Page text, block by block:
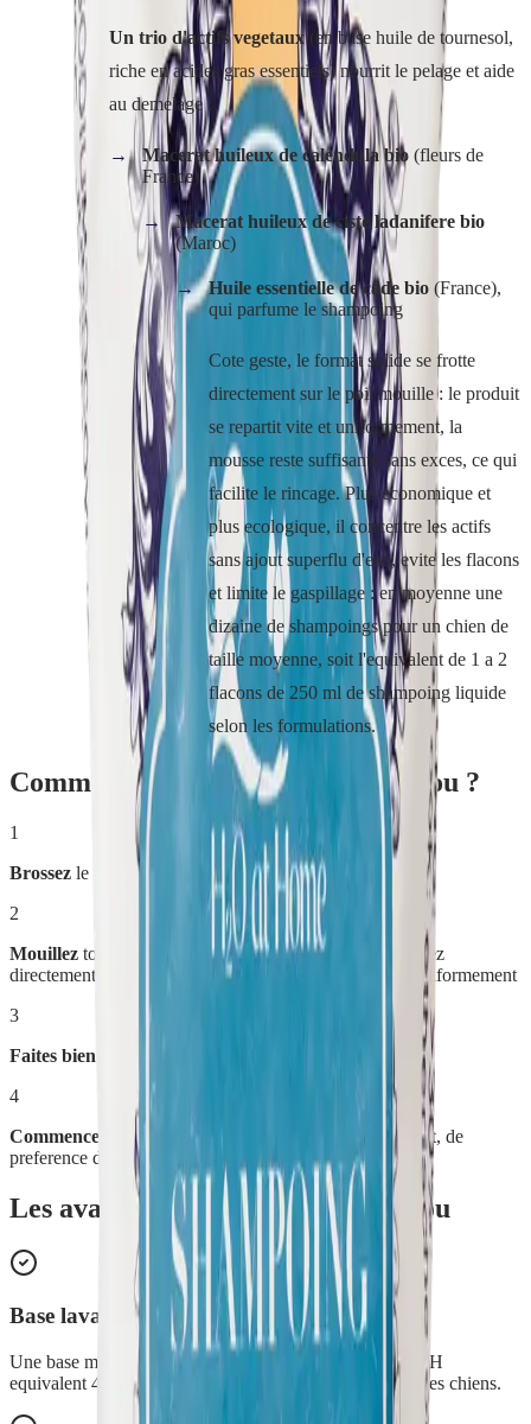
Un trio d'actifs vegetaux(en base huile de tournesol,
riche en acides gras essentiels) nourrit le pelage et aide
au demelage :
Macerat huileux de calendula bio (fleurs de
France)
Macerat huileux de ciste ladanifere bio
(Maroc)
Huile essentielle de cade bio (France),
qui parfume le shampoing
Cote geste, le format solide se frotte
directement sur le poil mouille : le produit
se repartit vite et uniformement, la
mousse reste suffisante sans exces, ce qui
facilite le rincage. Plus economique et
plus ecologique, il concentre les actifs
sans ajout superflu d'eau, evite les flacons
et limite le gaspillage : en moyenne une
dizaine de shampoings pour un chien de
taille moyenne, soit l'equivalent de 1 a 2
flacons de 250 ml de shampoing liquide
selon les formulations.
Comment utiliser Shampoing Toutou ?
1
Brossez le chien avant le bain
2
Mouillez tout le corps de l'animal a l'eau tiede, puis frottez
directement le shampoing sur les poils pour le repartir uniformement
3
Faites bien mousser
4
Commencez a secher
le corps du chien en l'enveloppant, de
preference dans une serviette en microfibre
Les avantages de Shampoing Toutou
Base lavante douce
Une base moussante sans savon, sans conservateur, au pH
equivalent 4 a 6 pour respecter la sensibilite de la peau des chiens.